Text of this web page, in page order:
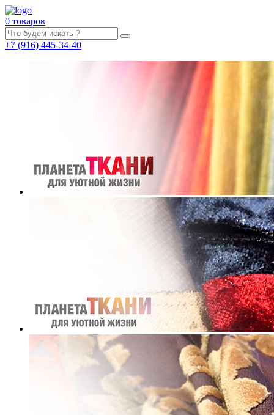
0 товаров
+7 (916) 445-34-40